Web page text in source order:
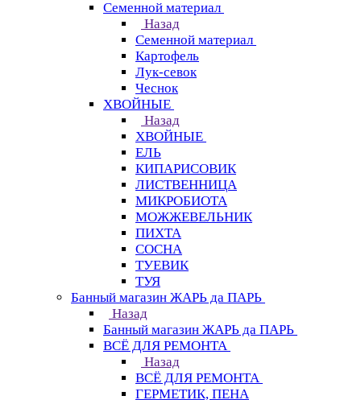
Семенной материал
Назад
Семенной материал
Картофель
Лук-севок
Чеснок
ХВОЙНЫЕ
Назад
ХВОЙНЫЕ
ЕЛЬ
КИПАРИСОВИК
ЛИСТВЕННИЦА
МИКРОБИОТА
МОЖЖЕВЕЛЬНИК
ПИХТА
СОСНА
ТУЕВИК
ТУЯ
Банный магазин ЖАРЬ да ПАРЬ
Назад
Банный магазин ЖАРЬ да ПАРЬ
ВСЁ ДЛЯ РЕМОНТА
Назад
ВСЁ ДЛЯ РЕМОНТА
ГЕРМЕТИК, ПЕНА